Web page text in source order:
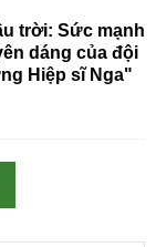
trời: Sức mạnh
dáng của đội
Hiệp sĩ Nga"